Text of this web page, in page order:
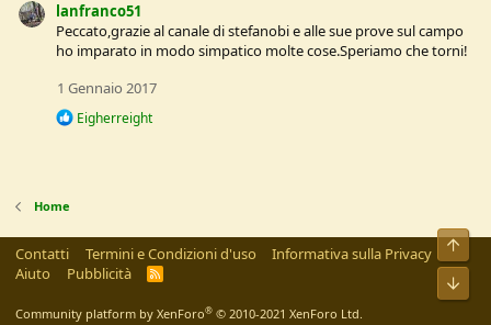
a
lanfranco51
Peccato,grazie al canale di stefanobi e alle sue prove sul campo
ho imparato in modo simpatico molte cose.Speriamo che torni!
1 Gennaio 2017
R
n
:
Eigherreight
Home
Contatti Termini e Condizioni d'uso
Informativa sulla Privacy
Aiuto
Pubblicità
R
Community platform by XenForo® © 2010-2021 XenForo Ltd.
Alto